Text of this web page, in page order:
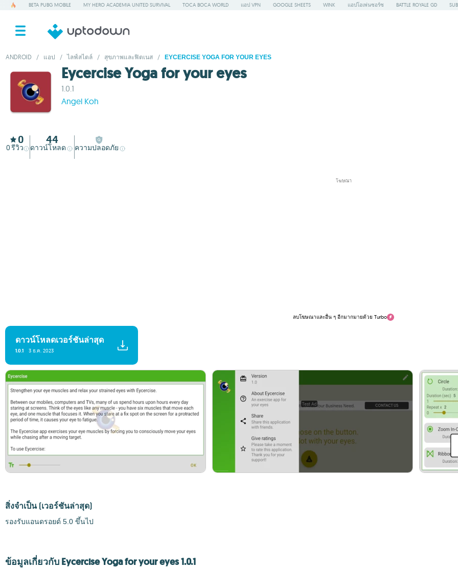
BETA PUBG MOBILE MY HERO ACADEMIA UNITED SURVIVAL TOCA BOCA WORLD แอป VPN GOOGLE SHEETS WINK แอปโอเพ่นซอร์ซ BATTLE ROYALE GD
ANDROID / แอป / ไลฟ์สไตล์ / สุขภาพและฟิตเนส / EYCERCISE YOGA FOR YOUR EYES
Eycercise Yoga for your eyes
1.0.1
Angel Koh
0
0รีวิว
44
ดาวน์โหลด ความปลอดภัย
โฆษณา
ลบโฆษณาและอื่น ๆ อีกมากมายด้วย Turbo
ดาวน์โหลดเวอร์ชันล่าสุด
1.0.1 3 ธ.ค. 2023
สิ่งจำเป็น (เวอร์ชันล่าสุด)
รองรับแอนดรอยด์ 5.0 ขึ้นไป
ข้อมูลเกี่ยวกับ Eycercise Yoga for your eyes 1.0.1